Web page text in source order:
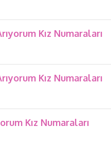
Kız Numaraları
Kız Numaraları
Kız Numaraları